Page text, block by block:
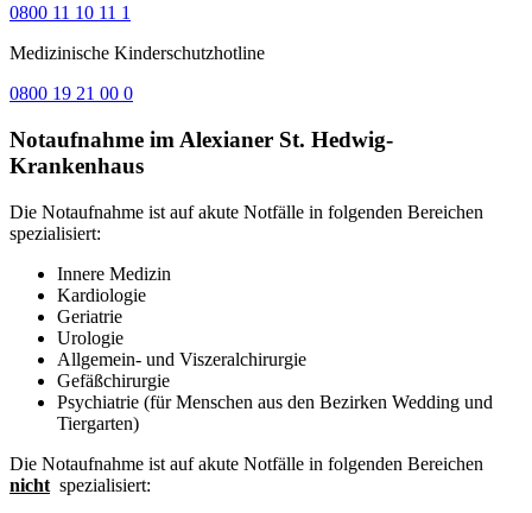
0800 11 10 11 1
Medizinische Kinderschutzhotline
0800 19 21 00 0
Notaufnahme im Alexianer St. Hedwig-
Krankenhaus
Die Notaufnahme ist auf akute Notfälle in folgenden Bereichen
spezialisiert:
Innere Medizin
Kardiologie
Geriatrie
Urologie
Allgemein- und Viszeralchirurgie
Gefäßchirurgie
Psychiatrie (für Menschen aus den Bezirken Wedding und
Tiergarten)
Die Notaufnahme ist auf akute Notfälle in folgenden Bereichen
nicht spezialisiert: